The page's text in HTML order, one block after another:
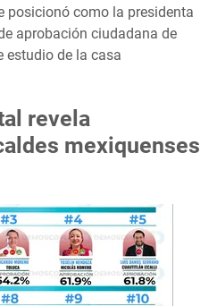
posicionó como la presidenta
aprobación ciudadana de
estudio de la casa
revela
mexiquenses